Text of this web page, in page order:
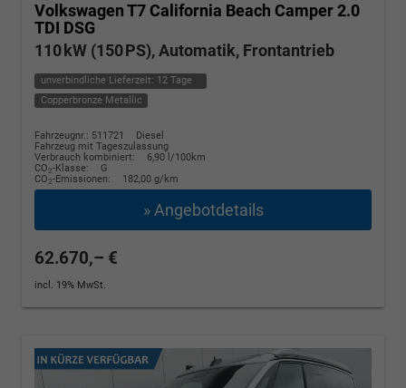
Volkswagen T7 California Beach Camper 2.0
TDI DSG
110 kW (150 PS), Automatik, Frontantrieb
unverbindliche Lieferzeit: 12 Tage
Copperbronze Metallic
Fahrzeugnr.: 511721
Diesel
Fahrzeug mit Tageszulassung
Verbrauch kombiniert:
6,90 l/100km
CO2-Klasse:
G
CO2-Emissionen: 182,00 g/km
» Angebotdetails
62.670,– €
incl. 19% MwSt.